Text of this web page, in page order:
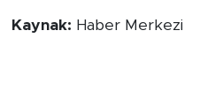
Kaynak: Haber Merkezi